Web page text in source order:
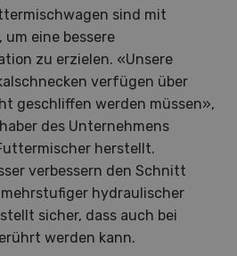
sind mit
eine bessere
zu erzielen. «Unsere
verfügen über
geschliffen werden müssen»,
des Unternehmens
herstellt.
verbessern den Schnitt
hydraulischer
sicher, dass auch bei
werden kann.